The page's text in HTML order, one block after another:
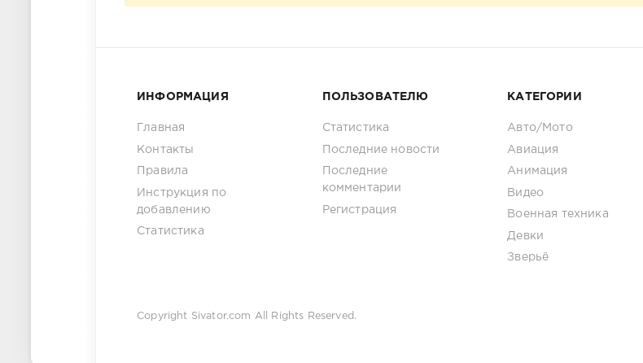
ИНФОРМАЦИЯ
Главная
Контакты
Правила
Инструкция по
добавлению
Статистика
ПОЛЬЗОВАТЕЛЮ
Статистика
Последние новости
Последние
комментарии
Регистрация
КАТЕГОРИИ
Авто/Мото
Авиация
Анимация
Видео
Военная техника
Девки
Зверьё
Copyright Sivator.com All Rights Reserved.